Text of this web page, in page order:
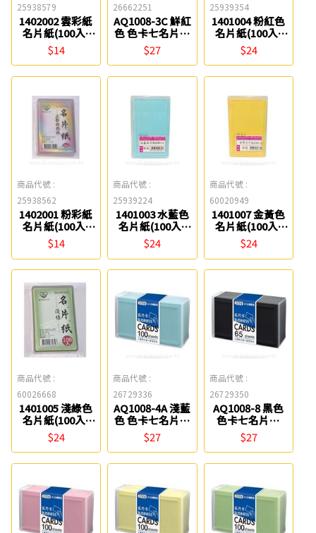
25938579
1402002 雲彩紙
名片紙(100入)
聯合紙品
$14
26662251
AQ1008-3C 鮮紅
色 色卡七名片卡
(180g) 四季紙品
$27
25939354
1401004 粉紅色
名片紙(100入)
聯合紙品
$24
商品代號 :
25938562
1402001 粉彩紙
名片紙(100入)
聯合紙品
$14
商品代號 :
25939224
1401003 水藍色
名片紙(100入)
聯合紙品
$24
商品代號 :
60020949
1401007 金黃色
名片紙(100入)
聯合紙品
$24
商品代號 :
60026668
1401005 淺綠色
名片紙(100入)
聯合紙品
$24
商品代號 :
26729336
AQ1008-4A 淺藍
色 色卡七名片卡
(200g) 四季紙品
$27
商品代號 :
26729350
AQ1008-8 黑色
色卡七名片卡
(200g) 四季紙品
$27